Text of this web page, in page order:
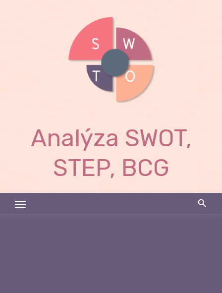
Analýza SWOT,
STEP, BCG